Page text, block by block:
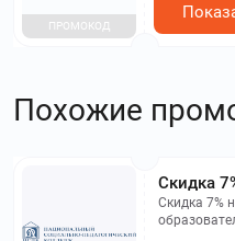
ПРОМОКОД
Похожие
Скидка
Скидка 7%